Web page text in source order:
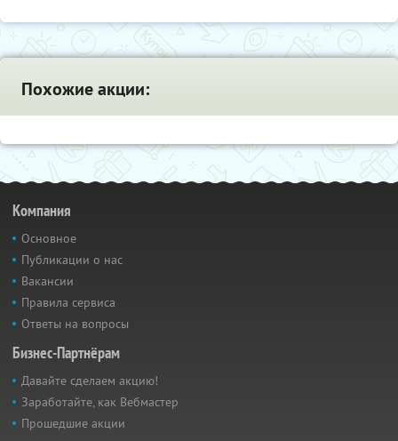
Похожие акции:
Компания
Основное
Публикации о нас
Вакансии
Правила сервиса
Ответы на вопросы
Бизнес-Партнёрам
Давайте сделаем акцию!
Заработайте, как Вебмастер
Прошедшие акции